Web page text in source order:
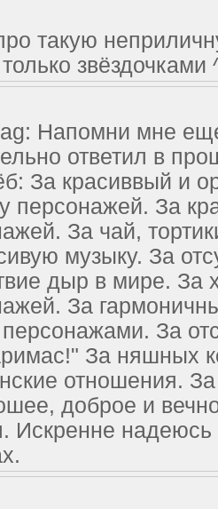
такую
звёздочками
Напомни мне
ответил в
За красиввый и
персонажей. За
За чай,
музыку. За
дыр в мире. За
За
За
За няшных
отношения.
доброе и
Искренне надеюсь